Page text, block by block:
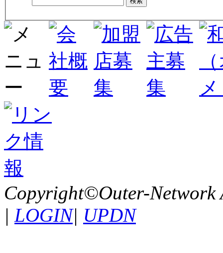
Copyright©Outer-Network
| LOGIN| UPDN